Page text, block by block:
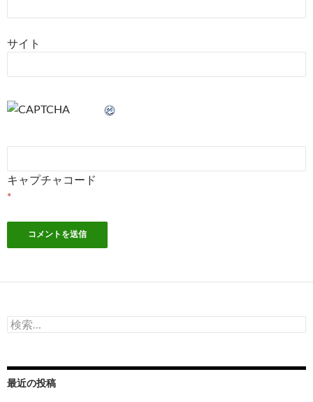
サイト
キャプチャコード
*
検
索:
最近の投稿